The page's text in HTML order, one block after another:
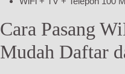
Cara Pasang
Mudah Daftar